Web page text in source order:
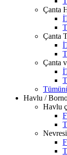
Çanta
Çanta
Çanta
Havlu /
Havlu